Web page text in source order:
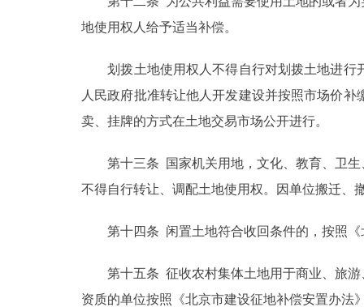
地使用权人给予适当补偿。
划拨土地使用权人不得自行对划拨土地进行
人民政府批准转让他人开发建设并按照市场价
卖、挂牌的方式在土地交易市场公开进行。
第十三条 国家机关用地，文化、教育、卫生
不得自行转让、调配土地使用权。因单位搬迁、
第十四条 闲置土地符合收回条件的，按照《
第十五条 征收农村集体土地用于商业、旅游
资质的单位按照《北京市建设征地补偿安置办法